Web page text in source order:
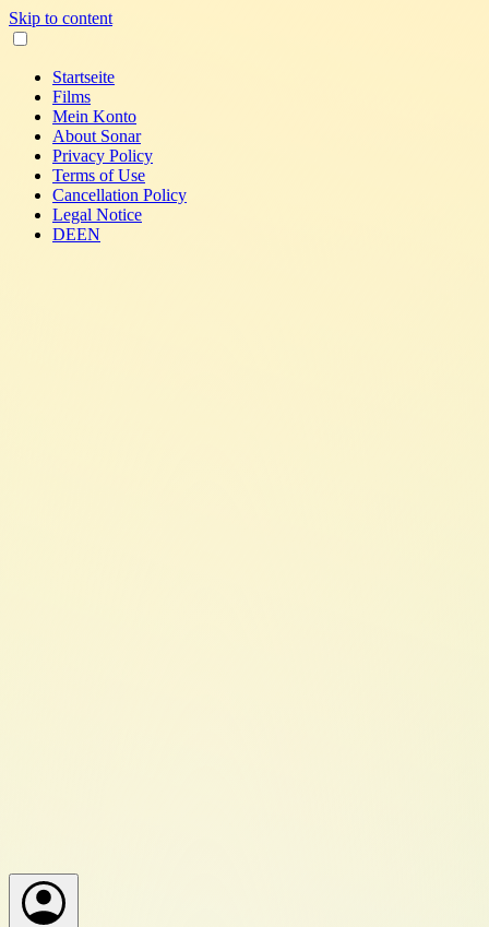
Skip to content
Startseite
Films
Mein Konto
About Sonar
Privacy Policy
Terms of Use
Cancellation Policy
Legal Notice
DEEN